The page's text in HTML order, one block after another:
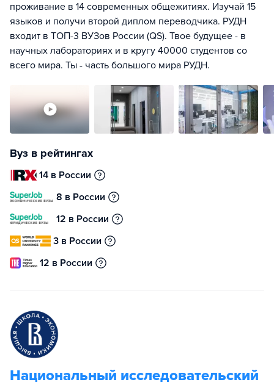
проживание в 14 современных общежитиях. Изучай 15
языков и получи второй диплом переводчика. РУДН
входит в ТОП-3 ВУЗов России (QS). Твое будущее - в
научных лабораториях и в кругу 40000 студентов со
всего мира. Ты - часть большого мира РУДН.
Вуз в рейтингах
14 в России
8 в России
12 в России
3 в России
12 в России
Национальный исследовательский